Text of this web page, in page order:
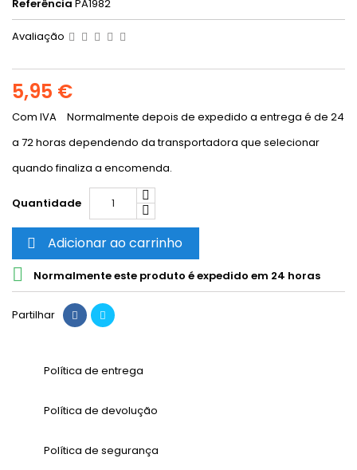
Referência PA1982
Avaliação
5,95 €
Com IVA
Normalmente depois de expedido a entrega é de 24
a 72 horas dependendo da transportadora que selecionar
quando finaliza a encomenda.
Quantidade
 Adicionar ao carrinho
 Normalmente este produto é expedido em 24 horas
Partilhar
Política de entrega
Política de devolução
Política de segurança